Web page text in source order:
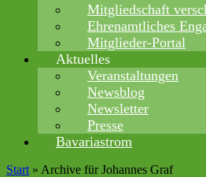
Mitgliedschaft
Ehrenamtliches
Mitglieder-Portal
Aktuelles
Veranstaltungen
Newsblog
Newsletter
Presse
Bavariastrom
Start » Archive für Johannes Graf